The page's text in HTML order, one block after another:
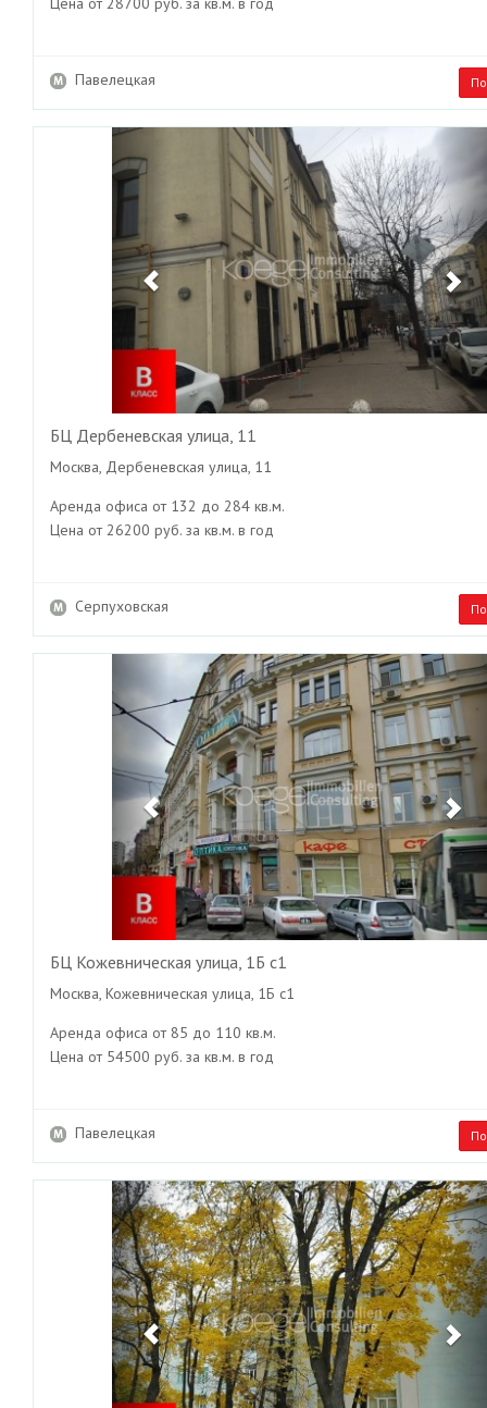
Павелецкая
Previous
БЦ Дербеневская улица, 11
Москва, Дербеневская улица, 11
Аренда офиса от 132 до 284 кв.м.
Цена от 26200 руб. за кв.м. в год
Серпуховская
Previous
БЦ Кожевническая улица, 1Б с1
Москва, Кожевническая улица, 1Б с1
Аренда офиса от 85 до 110 кв.м.
Цена от 54500 руб. за кв.м. в год
Павелецкая
Previous